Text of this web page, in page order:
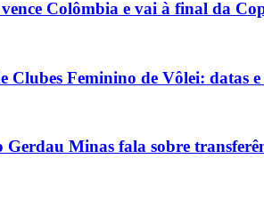
Colômbia e vai à final da
Clubes Feminino de Vôlei: datas e
Gerdau Minas fala sobre